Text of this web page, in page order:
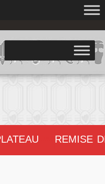
!!!!!!!! REMISE